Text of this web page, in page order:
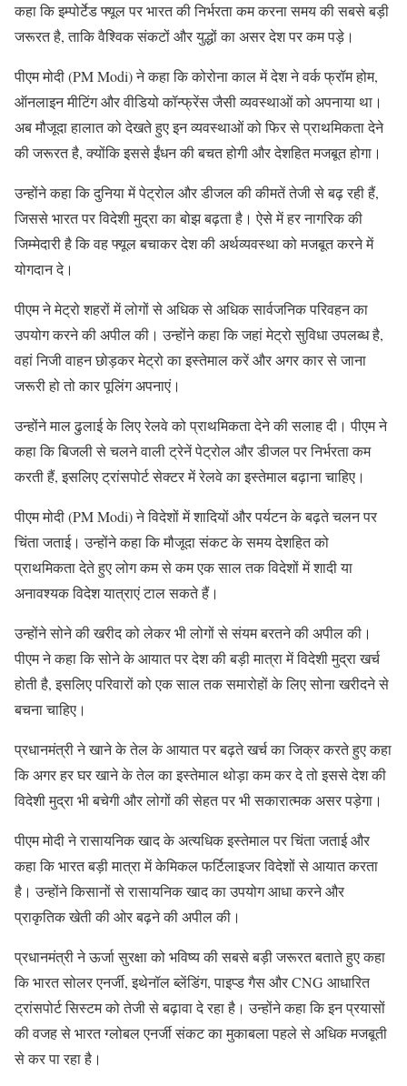
कहा कि इम्पोर्टेड फ्यूल पर भारत की निर्भरता कम करना समय की सबसे बड़ी
जरूरत है, ताकि वैश्विक संकटों और युद्धों का असर देश पर कम पड़े।
पीएम मोदी (PM Modi) ने कहा कि कोरोना काल में देश ने वर्क फ्रॉम होम,
ऑनलाइन मीटिंग और वीडियो कॉन्फ्रेंस जैसी व्यवस्थाओं को अपनाया था।
अब मौजूदा हालात को देखते हुए इन व्यवस्थाओं को फिर से प्राथमिकता देने
की जरूरत है, क्योंकि इससे ईंधन की बचत होगी और देशहित मजबूत होगा।
उन्होंने कहा कि दुनिया में पेट्रोल और डीजल की कीमतें तेजी से बढ़ रही हैं,
जिससे भारत पर विदेशी मुद्रा का बोझ बढ़ता है। ऐसे में हर नागरिक की
जिम्मेदारी है कि वह फ्यूल बचाकर देश की अर्थव्यवस्था को मजबूत करने में
योगदान दे।
पीएम ने मेट्रो शहरों में लोगों से अधिक से अधिक सार्वजनिक परिवहन का
उपयोग करने की अपील की। उन्होंने कहा कि जहां मेट्रो सुविधा उपलब्ध है,
वहां निजी वाहन छोड़कर मेट्रो का इस्तेमाल करें और अगर कार से जाना
जरूरी हो तो कार पूलिंग अपनाएं।
उन्होंने माल ढुलाई के लिए रेलवे को प्राथमिकता देने की सलाह दी। पीएम ने
कहा कि बिजली से चलने वाली ट्रेनें पेट्रोल और डीजल पर निर्भरता कम
करती हैं, इसलिए ट्रांसपोर्ट सेक्टर में रेलवे का इस्तेमाल बढ़ाना चाहिए।
पीएम मोदी (PM Modi) ने विदेशों में शादियों और पर्यटन के बढ़ते चलन पर
चिंता जताई। उन्होंने कहा कि मौजूदा संकट के समय देशहित को
प्राथमिकता देते हुए लोग कम से कम एक साल तक विदेशों में शादी या
अनावश्यक विदेश यात्राएं टाल सकते हैं।
उन्होंने सोने की खरीद को लेकर भी लोगों से संयम बरतने की अपील की।
पीएम ने कहा कि सोने के आयात पर देश की बड़ी मात्रा में विदेशी मुद्रा खर्च
होती है, इसलिए परिवारों को एक साल तक समारोहों के लिए सोना खरीदने से
बचना चाहिए।
प्रधानमंत्री ने खाने के तेल के आयात पर बढ़ते खर्च का जिक्र करते हुए कहा
कि अगर हर घर खाने के तेल का इस्तेमाल थोड़ा कम कर दे तो इससे देश की
विदेशी मुद्रा भी बचेगी और लोगों की सेहत पर भी सकारात्मक असर पड़ेगा।
पीएम मोदी ने रासायनिक खाद के अत्यधिक इस्तेमाल पर चिंता जताई और
कहा कि भारत बड़ी मात्रा में केमिकल फर्टिलाइजर विदेशों से आयात करता
है। उन्होंने किसानों से रासायनिक खाद का उपयोग आधा करने और
प्राकृतिक खेती की ओर बढ़ने की अपील की।
प्रधानमंत्री ने ऊर्जा सुरक्षा को भविष्य की सबसे बड़ी जरूरत बताते हुए कहा
कि भारत सोलर एनर्जी, इथेनॉल ब्लेंडिंग, पाइप्ड गैस और CNG आधारित
ट्रांसपोर्ट सिस्टम को तेजी से बढ़ावा दे रहा है। उन्होंने कहा कि इन प्रयासों
की वजह से भारत ग्लोबल एनर्जी संकट का मुकाबला पहले से अधिक मजबूती
से कर पा रहा है।